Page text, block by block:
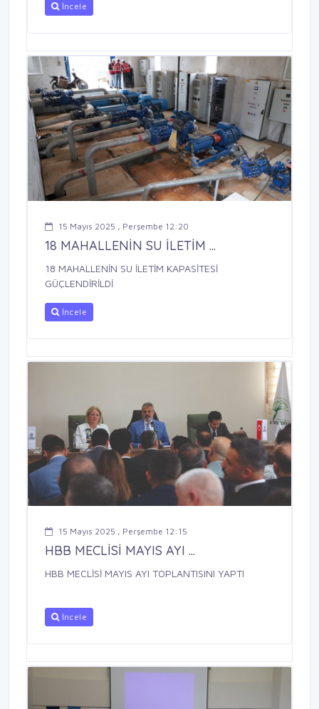
İncele
15 Mayıs 2025 , Perşembe 12:20
18 MAHALLENİN SU İLETİM ...
18 MAHALLENİN SU İLETİM KAPASİTESİ
GÜÇLENDİRİLDİ
İncele
15 Mayıs 2025 , Perşembe 12:15
HBB MECLİSİ MAYIS AYI ...
HBB MECLİSİ MAYIS AYI TOPLANTISINI YAPTI
İncele